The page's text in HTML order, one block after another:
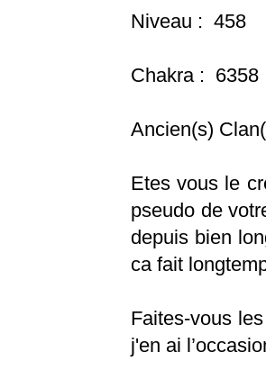
Niveau : 458
Chakra : 6358
Ancien(s)
Etes vous le
pseudo de
depuis bien
ca fait
Faites-vous
j'en ai